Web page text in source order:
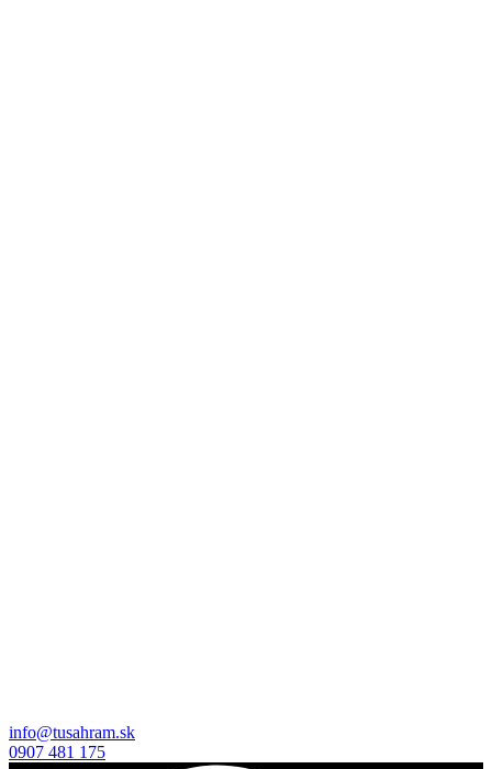
info@tusahram.sk
0907 481 175